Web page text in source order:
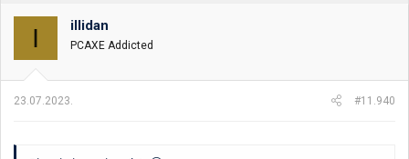
o
n
:
I illidan
PCAXE Addicted
23.07.2023. #11.940